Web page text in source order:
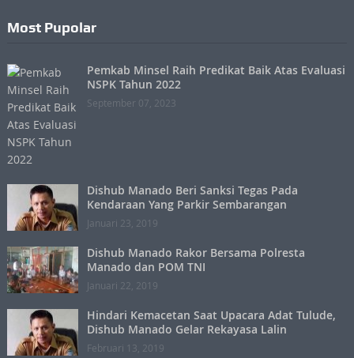
Most Pupolar
Pemkab Minsel Raih Predikat Baik Atas Evaluasi
NSPK Tahun 2022
September 07, 2023
Dishub Manado Beri Sanksi Tegas Pada
Kendaraan Yang Parkir Sembarangan
Januari 23, 2019
Dishub Manado Rakor Bersama Polresta
Manado dan POM TNI
Januari 22, 2019
Hindari Kemacetan Saat Upacara Adat Tulude,
Dishub Manado Gelar Rekayasa Lalin
Februari 13, 2019